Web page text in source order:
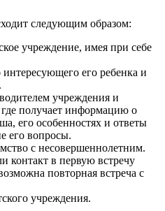
следующим образом:
учреждение, имея при себе
его ребенка и
учреждения и
получает информацию о
его особенностях и ответы
его вопросы.
с несовершеннолетним.
контакт в первую встречу
повторная встреча с
учреждения.